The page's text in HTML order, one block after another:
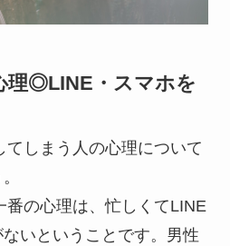
理◎LINE・スマホを
てしまう人の心理について
番の心理は、忙しくてLINE
いということです。男性